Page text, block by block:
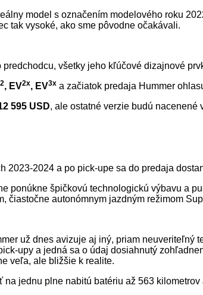
model s označením modelového roku
tak vysoké, ako sme pôvodne očakávali.
všetky jeho kľúčové dizajnové
2, EV2x, EV3x a začiatok predaja Hummer
595 USD, ale ostatné verzie budú nacenené
2023-2024 a po pick-upe sa do predaja
ponúkne špičkovú technologickú výbavu a
čiastočne autonómnym jazdným režimom
už dnes avizuje aj iný, priam
upy a jedná sa o údaj dosiahnutý
veľa, ale bližšie k realite.
jednu plne nabitú batériu až 563